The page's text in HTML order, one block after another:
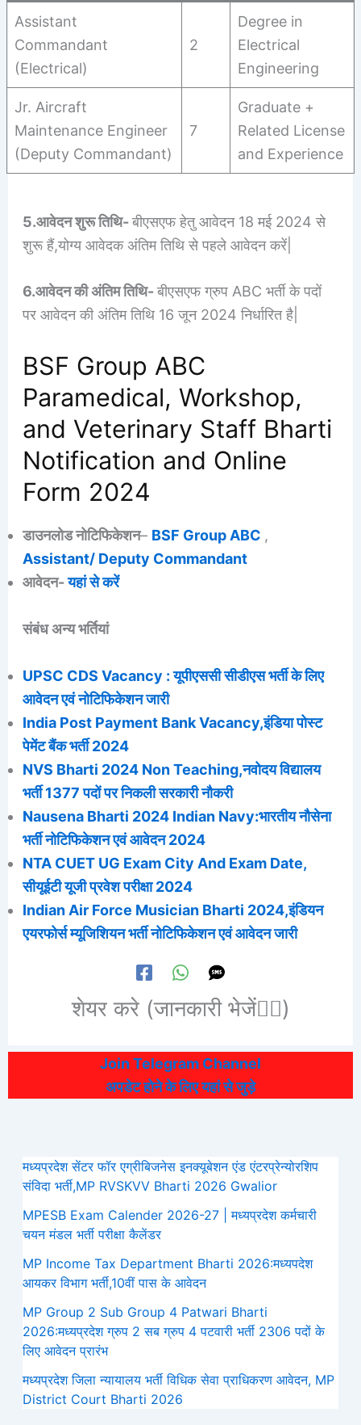
Assistant
Commandant
(Electrical)
2
Degree in
Electrical
Engineering
Jr. Aircraft
Maintenance Engineer
(Deputy Commandant)
7
Graduate +
Related License
and Experience
5.आवेदन शुरू तिथि-बीएसएफ हेतु आवेदन 18 मई 2024 से
शुरू हैं,योग्य आवेदक अंतिम तिथि से पहले आवेदन करें|
6.आवेदन की अंतिम तिथि-बीएसएफ ग्रुप ABC भर्ती के पदों
पर आवेदन की अंतिम तिथि 16 जून 2024 निर्धारित है|
BSF Group ABC
Paramedical, Workshop,
and Veterinary Staff Bharti
Notification and Online
Form 2024
डाउनलोड नोटिफिकेशन– BSF Group ABC ,
Assistant/ Deputy Commandant
आवेदन-यहां से करें
संबंध अन्य भर्तियां
UPSC CDS Vacancy : यूपीएससी सीडीएस भर्ती के लिए
आवेदन एवं नोटिफिकेशन जारी
India Post Payment Bank Vacancy,इंडिया पोस्ट
पेमेंट बैंक भर्ती 2024
NVS Bharti 2024 Non Teaching,नवोदय विद्यालय
भर्ती 1377 पदों पर निकली सरकारी नौकरी
Nausena Bharti 2024 Indian Navy:भारतीय नौसेना
भर्ती नोटिफिकेशन एवं आवेदन 2024
NTA CUET UG Exam City And Exam Date,
सीयूईटी यूजी प्रवेश परीक्षा 2024
Indian Air Force Musician Bharti 2024,इंडियन
एयरफोर्स म्यूजिशियन भर्ती नोटिफिकेशन एवं आवेदन जारी
शेयर करे (जानकारी भेजें👆🏻)
Join Telegram Channel
अपडेट होने के लिए यहां से जुड़े
मध्यप्रदेश सेंटर फॉर एग्रीबिजनेस इनक्यूबेशन एंड एंटरप्रेन्योरशिप
संविदा भर्ती,MP RVSKVV Bharti 2026 Gwalior
MPESB Exam Calender 2026-27 | मध्यप्रदेश कर्मचारी
चयन मंडल भर्ती परीक्षा कैलेंडर
MP Income Tax Department Bharti 2026:मध्‍यपदेश
आयकर विभाग भर्ती,10वीं पास के आवेदन
MP Group 2 Sub Group 4 Patwari Bharti
2026:मध्यप्रदेश ग्रुप 2 सब ग्रुप 4 पटवारी भर्ती 2306 पदों के
लिए आवेदन प्रारंभ
मध्‍यप्रदेश जिला न्यायालय भर्ती विधिक सेवा प्राधिकरण आवेदन, MP
District Court Bharti 2026